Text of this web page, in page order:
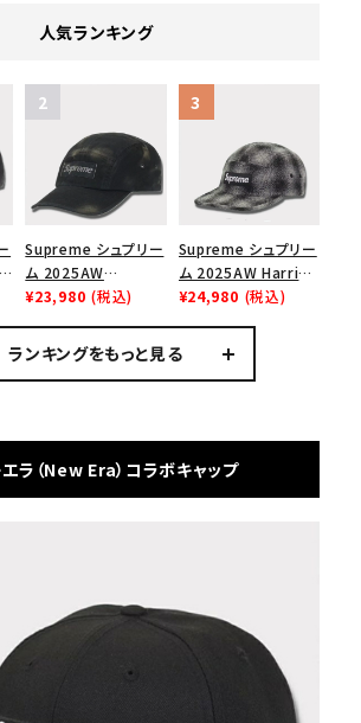
人気ランキング
Supreme シュプリー
ム 2025AW
Overdyed Camp
キャンプキャップ ブ
ラック
¥23,980 (税込)
Supreme シュプリー
ム 2025AW Harris
Tweed Camp Cap
ンプキャップ ブラック
¥24,980 (税込)
ランキングをもっと見る
ラ（New Era）コラボキャップ